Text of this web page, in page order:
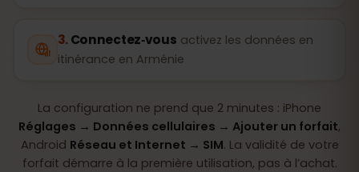
Connectez‑vous activez les données en
itinérance en Arménie
La configuration ne prend que 2 minutes : iPhone
Réglages → Données cellulaires → Ajouter un forfait,
Android Réseau et Internet → SIM. La validité de votre
forfait démarre à la première utilisation, pas à l’achat.